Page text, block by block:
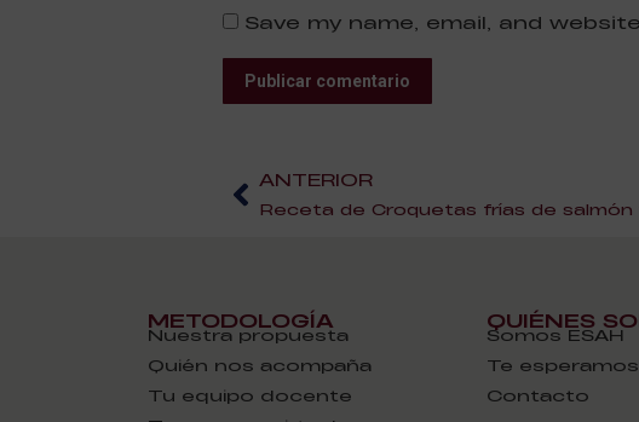
Save my name, email, and
Publicar comentario
ANTERIOR
Receta de Croquetas frías de salmón
METODOLOGÍA
Nuestra propuesta
Quién nos acompaña
Tu equipo docente
QUIÉNES
Somos ESAH
Te esperamos
Contacto